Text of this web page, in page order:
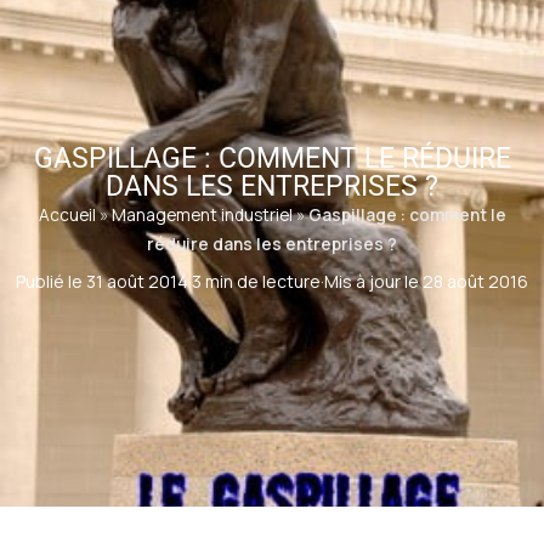
GASPILLAGE : COMMENT LE RÉDUIRE
DANS LES ENTREPRISES ?
Accueil»Management industriel»Gaspillage : comment le
réduire dans les entreprises ?
Publié le 31 août 2014·3 min de lecture·Mis à jour le 28 août 2016